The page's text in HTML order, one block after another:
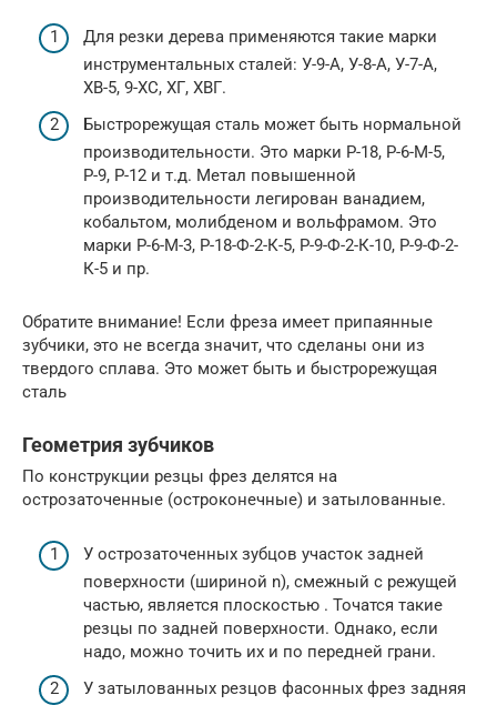
Для резки дерева применяются такие марки
инструментальных сталей: У-9-А, У-8-А, У-7-А,
ХВ-5, 9-ХС, ХГ, ХВГ.
Быстрорежущая сталь может быть нормальной
производительности. Это марки Р-18, Р-6-М-5,
Р-9, Р-12 и т.д. Метал повышенной
производительности легирован ванадием,
кобальтом, молибденом и вольфрамом. Это
марки Р-6-М-3, Р-18-Ф-2-К-5, Р-9-Ф-2-К-10, Р-9-Ф-2-
К-5 и пр.
Обратите внимание! Если фреза имеет припаянные
зубчики, это не всегда значит, что сделаны они из
твердого сплава. Это может быть и быстрорежущая
сталь
Геометрия зубчиков
По конструкции резцы фрез делятся на
острозаточенные (остроконечные) и затылованные.
У острозаточенных зубцов участок задней
поверхности (шириной n), смежный с режущей
частью, является плоскостью . Точатся такие
резцы по задней поверхности. Однако, если
надо, можно точить их и по передней грани.
У затылованных резцов фасонных фрез задняя